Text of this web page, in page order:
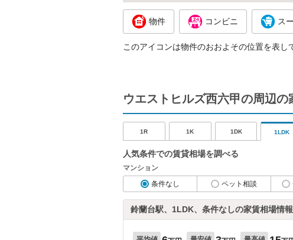
物件 コンビニ ス
このアイコンは物件のおおよその位置を表し
ウエストヒルズ西六甲の周辺の
1R 1K 1DK 1LDK
人気条件での賃貸相場を調べる
マンション
条件なし
ペット相談
鈴蘭台駅、1LDK、条件なしの家賃相場情報